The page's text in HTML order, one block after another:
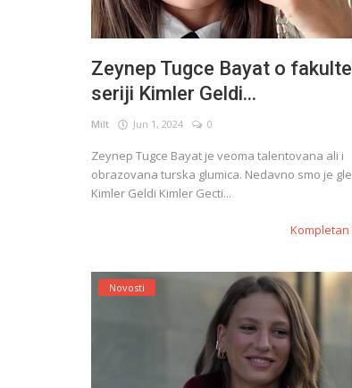
Zeynep Tugce Bayat o
seriji Kimler Geldi...
Milt Jun 1, 2024 0
Zeynep Tugce Bayat je veoma talentovana ali i
obrazovana turska glumica. Nedavno smo je
Kimler Geldi Kimler Gecti...
Kompletan
Novosti